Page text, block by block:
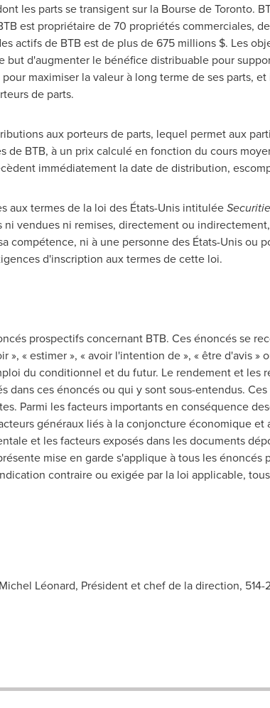
les parts se transigent sur la Bourse deToronto.
est propriétaire de 70 propriétés commerciales,
actifs de BTB est de plus de 675 millions $. Les
but d'augmenter le bénéfice distribuable pour
maximiser la valeur à long terme de ses parts,
de parts.
aux porteurs de parts, lequel permet aux
BTB, à un prix calculé en fonction du cours
immédiatement la date de distribution,
aux termes de la loi des États-Unis intitulée
vendues ni remises, directement ou
compétence, ni à une personne des États-Unis ou
d'inscription aux termes de cette loi.
prospectifs concernant BTB. Ces énoncés se
», « estimer », « avoir l'intention de », « être d'avis »
du conditionnel et du futur. Le rendement et les
ces énoncés ou qui y sont sous-entendus.
Parmi les facteurs importants en conséquence
généraux liés à la conjoncture économique et
et les facteurs exposés dans les documents
mise en garde s'applique à tous les énoncés
contraire ou exigée par la loi applicable,
Léonard, Président et chef de la direction,